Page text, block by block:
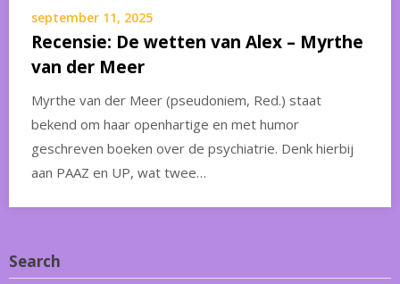
september 11, 2025
Recensie: De wetten van Alex – Myrthe
van der Meer
Myrthe van der Meer (pseudoniem, Red.) staat
bekend om haar openhartige en met humor
geschreven boeken over de psychiatrie. Denk hierbij
aan PAAZ en UP, wat twee…
Search